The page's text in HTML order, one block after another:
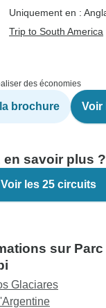
Uniquement en :
Trip to South America
des économies
brochure Voir
en savoir plus ?
Voir les 25 circuits
sur Parc
Glaciares